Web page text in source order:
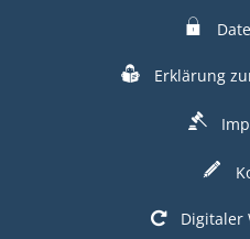
Erklärung
Digitaler